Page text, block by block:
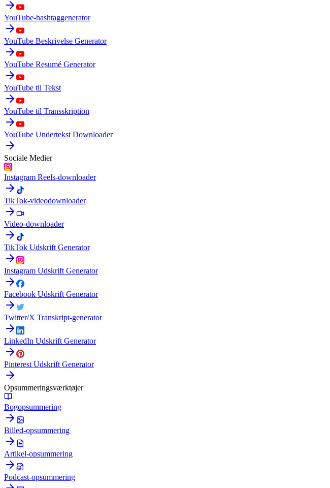
YouTube-hashtaggenerator
YouTube Beskrivelse Generator
YouTube Resumé Generator
YouTube til Tekst
YouTube til Transskription
YouTube Undertekst Downloader
Sociale Medier
Instagram Reels-downloader
TikTok-videodownloader
Video-downloader
TikTok Udskrift Generator
Instagram Udskrift Generator
Facebook Udskrift Generator
Twitter/X Transkript-generator
LinkedIn Udskrift Generator
Pinterest Udskrift Generator
Opsummeringsværktøjer
Bogopsummering
Billed-opsummering
Artikel-opsummering
Podcast-opsummering